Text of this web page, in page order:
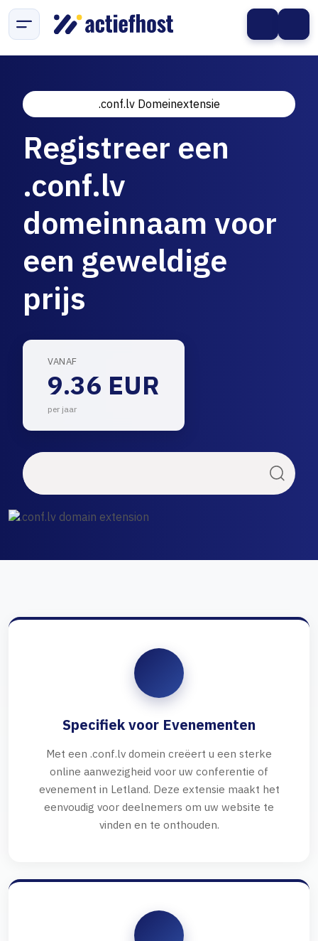
.conf.lv Domeinextensie
Registreer een
.conf.lv
domeinnaam voor
een geweldige
prijs
VANAF
9.36 EUR
per jaar
Specifiek voor Evenementen
Met een .conf.lv domein creëert u een sterke
online aanwezigheid voor uw conferentie of
evenement in Letland. Deze extensie maakt het
eenvoudig voor deelnemers om uw website te
vinden en te onthouden.